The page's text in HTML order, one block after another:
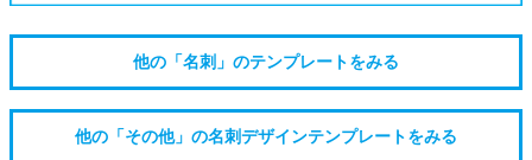
他の「名刺」のテンプレートをみる
他の「その他」の名刺デザインテンプレートをみる